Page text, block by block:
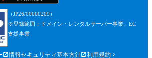
（JP26/00000209）
※登録範囲：ドメイン・レンタルサーバー事業、EC
支援事業
情報セキュリティ基本方針
利用規約